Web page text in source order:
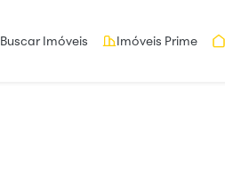
Buscar Imóveis Imóveis Prime